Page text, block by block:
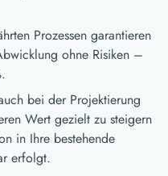
Prozessen garantieren
ohne Risiken –
bei der Projektierung
Wert gezielt zu steigern
in Ihre bestehende
erfolgt.